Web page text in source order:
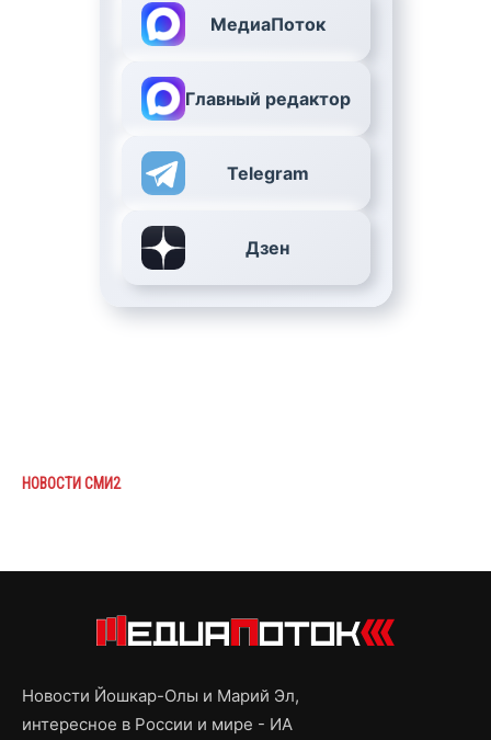
МедиаПоток
Главный редактор
Telegram
Дзен
НОВОСТИ СМИ2
Новости Йошкар-Олы и Марий Эл,
интересное в России и мире - ИА